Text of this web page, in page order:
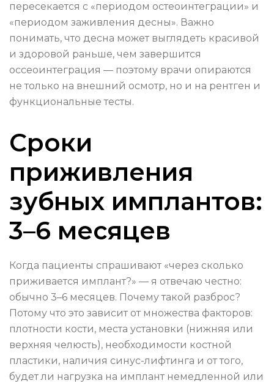
пересекается с «периодом остеоинтеграции» и
«периодом заживления десны». Важно
понимать, что десна может выглядеть красивой
и здоровой раньше, чем завершится
оссеоинтеграция — поэтому врачи опираются
не только на внешний осмотр, но и на рентген и
функциональные тесты.
Сроки
приживления
зубных имплантов:
3–6 месяцев
Когда пациенты спрашивают «через сколько
приживается имплант?» — я отвечаю честно:
обычно 3–6 месяцев. Почему такой разброс?
Потому что это зависит от множества факторов:
плотности кости, места установки (нижняя или
верхняя челюсть), необходимости костной
пластики, наличия синус-лифтинга и от того,
будет ли нагрузка на имплант немедленной или